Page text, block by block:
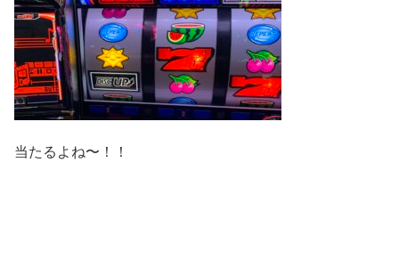
当たるよね〜！！